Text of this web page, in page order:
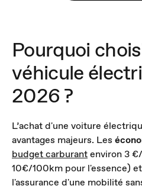
Pourquoi
véhicule
2026 ?
L’achat d'une voiture
avantages majeurs. Les
budget carburantenviron 3
10€/100km pour l'essence) et
l'assurance d'une mobilité